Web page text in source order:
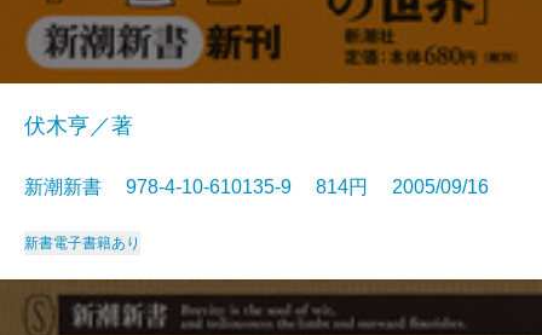
伏木亨／著
新潮新書 978-4-10-610135-9 814円 2005/09/16
新書電子書籍あり